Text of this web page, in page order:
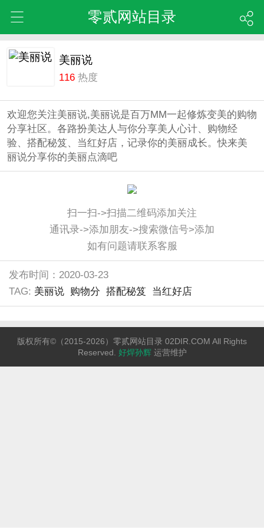
零贰网站目录
美丽说
116 热度
欢迎您关注美丽说,美丽说是百万MM一起修炼变美的购物
分享社区。各路扮美达人与你分享美人心计、购物经
验、搭配秘笈、当红好店，记录你的美丽成长。快来美
丽说分享你的美丽点滴吧
扫一扫->扫描二维码添加关注
通讯录->添加朋友->搜索微信号>添加
如有问题请联系客服
发布时间：2020-03-23
TAG: 美丽说 购物分 搭配秘笈 当红好店
版权所有©（2015-2026）零贰网站目录 02DIR.COM All Rights
Reserved. 好焊孙辉 运营维护